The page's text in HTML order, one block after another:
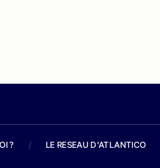
? / LE RESEAU D'ATLANTICO